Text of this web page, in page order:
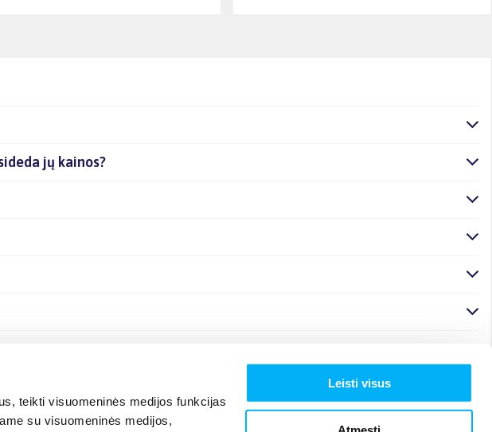
teikti visuomeninės medijos funkcijas
su visuomeninės medijos,
Leisti visus
jų kainos?